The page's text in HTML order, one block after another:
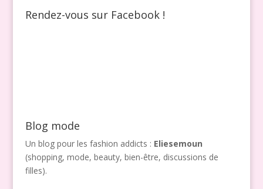
Rendez-vous sur Facebook !
Blog mode
Un blog pour les fashion addicts : Eliesemoun
(shopping, mode, beauty, bien-être, discussions de
filles).